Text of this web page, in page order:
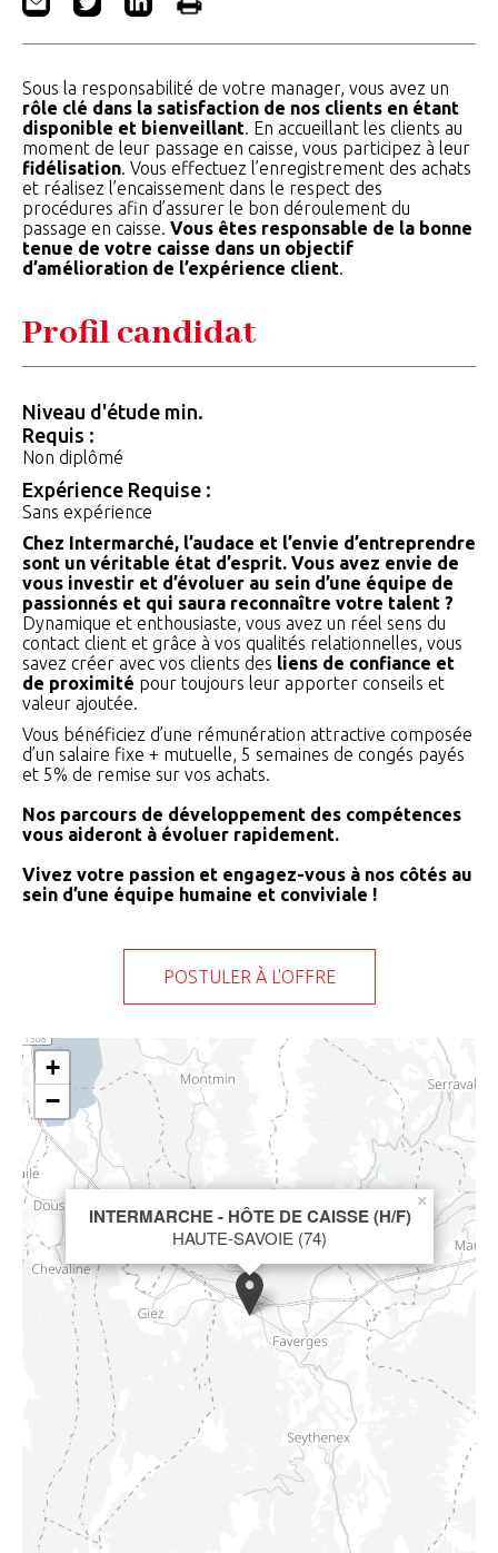
Sous la responsabilité de votre manager, vous avez un
rôle clé dans la satisfaction de nos clients en étant
disponible et bienveillant. En accueillant les clients au
moment de leur passage en caisse, vous participez à leur
fidélisation. Vous effectuez l’enregistrement des achats
et réalisez l’encaissement dans le respect des
procédures afin d’assurer le bon déroulement du
passage en caisse. Vous êtes responsable de la bonne
tenue de votre caisse dans un objectif
d’amélioration de l’expérience client.
Profil candidat
Niveau d'étude min.
Requis :
Non diplômé
Expérience Requise :
Sans expérience
Chez Intermarché, l’audace et l’envie d’entreprendre
sont un véritable état d’esprit. Vous avez envie de
vous investir et d’évoluer au sein d’une équipe de
passionnés et qui saura reconnaître votre talent ?
Dynamique et enthousiaste, vous avez un réel sens du
contact client et grâce à vos qualités relationnelles, vous
savez créer avec vos clients des liens de confiance et
de proximité pour toujours leur apporter conseils et
valeur ajoutée.
Vous bénéficiez d’une rémunération attractive composée
d’un salaire fixe + mutuelle, 5 semaines de congés payés
et 5% de remise sur vos achats.
Nos parcours de développement des compétences
vous aideront à évoluer rapidement.
Vivez votre passion et engagez-vous à nos côtés au
sein d’une équipe humaine et conviviale !
POSTULER À L'OFFRE
INTERMARCHE - HÔTE DE CAISSE (H/F)
HAUTE-SAVOIE (74)
×
+
−